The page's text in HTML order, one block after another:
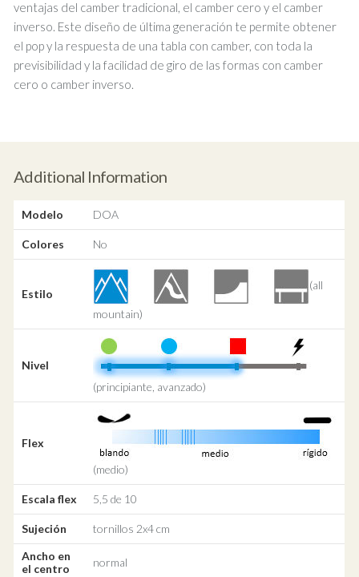
ventajas del camber tradicional, el camber cero y el camber
inverso. Este diseño de última generación te permite obtener
el pop y la respuesta de una tabla con camber, con toda la
previsibilidad y la facilidad de giro de las formas con camber
cero o camber inverso.
Additional Information
Modelo DOA
Colores No
Estilo
(all
mountain)
Nivel
(principiante, avanzado)
Flex
(medio)
Escala flex 5,5 de 10
Sujeción
tornillos 2x4 cm
Ancho en
el centro
normal